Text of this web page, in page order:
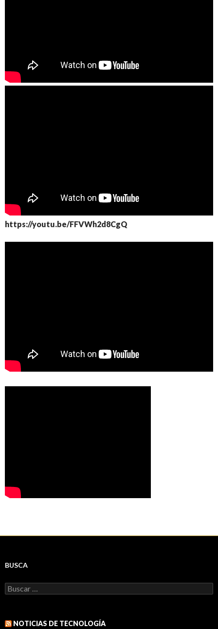
https://youtu.be/FFVWh2d8CgQ
BUSCA
Buscar:
NOTICIAS DE TECNOLOGÍA